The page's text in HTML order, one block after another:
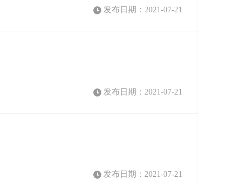
发布日期：2021-07-21
发布日期：2021-07-21
发布日期：2021-07-21